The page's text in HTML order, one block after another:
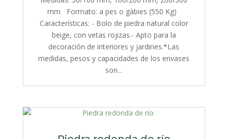
mm Formato: a pes o gàbies (550 Kg)
Características: - Bolo de piedra natural color
beige, con vetas rojizas.- Apto para la
decoración de interiores y jardines.*Las
medidas, pesos y capacidades de los envases
son...